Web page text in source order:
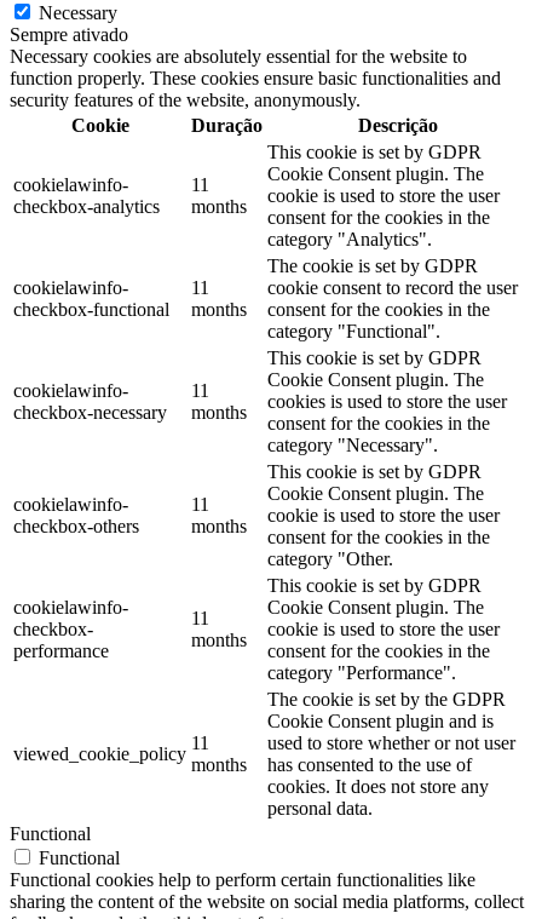
Necessary
Sempre ativado
Necessary cookies are absolutely essential for the website to
function properly. These cookies ensure basic functionalities and
security features of the website, anonymously.
Cookie
Duração Descrição
cookielawinfo-
checkbox-analytics
11
months
This cookie is set by GDPR
Cookie Consent plugin. The
cookie is used to store the user
consent for the cookies in the
category "Analytics".
cookielawinfo-
checkbox-functional
11
months
The cookie is set by GDPR
cookie consent to record the user
consent for the cookies in the
category "Functional".
cookielawinfo-
checkbox-necessary
11
months
This cookie is set by GDPR
Cookie Consent plugin. The
cookies is used to store the user
consent for the cookies in the
category "Necessary".
cookielawinfo-
checkbox-others
11
months
This cookie is set by GDPR
Cookie Consent plugin. The
cookie is used to store the user
consent for the cookies in the
category "Other.
cookielawinfo-
checkbox-
performance
11
months
This cookie is set by GDPR
Cookie Consent plugin. The
cookie is used to store the user
consent for the cookies in the
category "Performance".
viewed_cookie_policy
11
months
The cookie is set by the GDPR
Cookie Consent plugin and is
used to store whether or not user
has consented to the use of
cookies. It does not store any
personal data.
Functional
Functional
Functional cookies help to perform certain functionalities like
sharing the content of the website on social media platforms, collect